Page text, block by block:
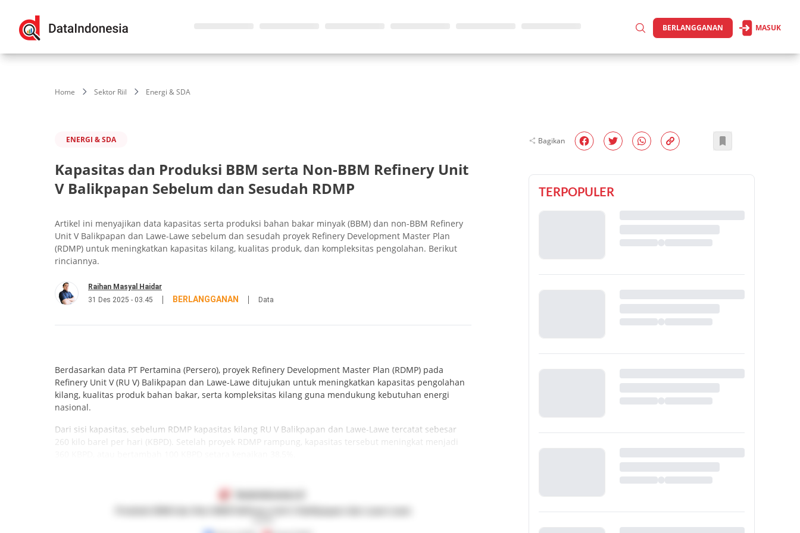
BERLANGGANAN MASUK
Home Sektor Riil Energi & SDA
ENERGI & SDA
Kapasitas dan Produksi BBM serta Non-BBM Refinery Unit
V Balikpapan Sebelum dan Sesudah RDMP
Artikel ini menyajikan data kapasitas serta produksi bahan bakar minyak (BBM) dan non-BBM Refinery
Unit V Balikpapan dan Lawe-Lawe sebelum dan sesudah proyek Refinery Development Master Plan
(RDMP) untuk meningkatkan kapasitas kilang, kualitas produk, dan kompleksitas pengolahan. Berikut
rinciannya.
Raihan Masyal Haidar
31 Des 2025 - 03.45
BERLANGGANAN Data
Berdasarkan data PT Pertamina (Persero), proyek Refinery Development Master Plan (RDMP) pada
Refinery Unit V (RU V) Balikpapan dan Lawe-Lawe ditujukan untuk meningkatkan kapasitas pengolahan
kilang, kualitas produk bahan bakar, serta kompleksitas kilang guna mendukung kebutuhan energi
nasional.
Dari sisi kapasitas, sebelum RDMP kapasitas kilang RU V Balikpapan dan Lawe-Lawe tercatat sebesar
260 kilo barel per hari (KBPD). Setelah proyek RDMP rampung, kapasitas tersebut meningkat menjadi
Bagikan
TERPOPULER